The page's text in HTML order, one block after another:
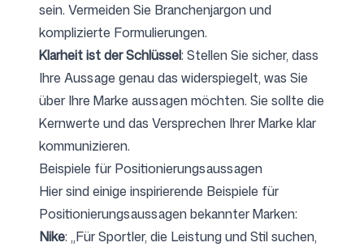
sein. Vermeiden Sie Branchenjargon und
komplizierte Formulierungen.
Klarheit ist der Schlüssel: Stellen Sie sicher, dass
Ihre Aussage genau das widerspiegelt, was Sie
über Ihre Marke aussagen möchten. Sie sollte die
Kernwerte und das Versprechen Ihrer Marke klar
kommunizieren.
Beispiele für Positionierungsaussagen
Hier sind einige inspirierende Beispiele für
Positionierungsaussagen bekannter Marken:
Nike: „Für Sportler, die Leistung und Stil suchen,